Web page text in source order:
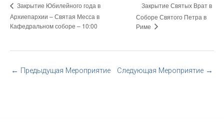
Закрытие Юбилейного года в
Архиепархии – Святая Месса в
Кафедральном соборе – 10:00
Закрытие Святых Врат в
Соборе Святого Петра в
Риме
← Предыдущая Мероприятие Следующая Мероприятие →